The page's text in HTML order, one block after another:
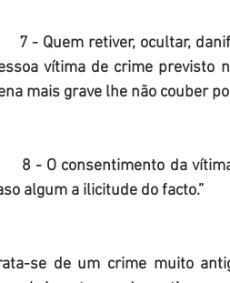
vítima de crime previsto
mais grave lhe não couber
algum a ilicitude do facto.”
se de um crime muito